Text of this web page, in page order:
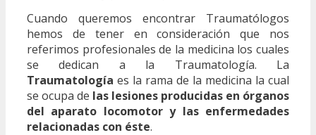
Cuando queremos encontrar Traumatólogos
hemos de tener en consideración que nos
referimos profesionales de la medicina los cuales
se dedican a la Traumatología. La
Traumatología es la rama de la medicina la cual
se ocupa de las lesiones producidas en órganos
del aparato locomotor y las enfermedades
relacionadas con éste.